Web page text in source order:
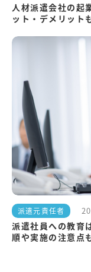
人材派遣会社の起
ット・デメリット
派遣元責任者
派遣社員への教育
順や実施の注意点